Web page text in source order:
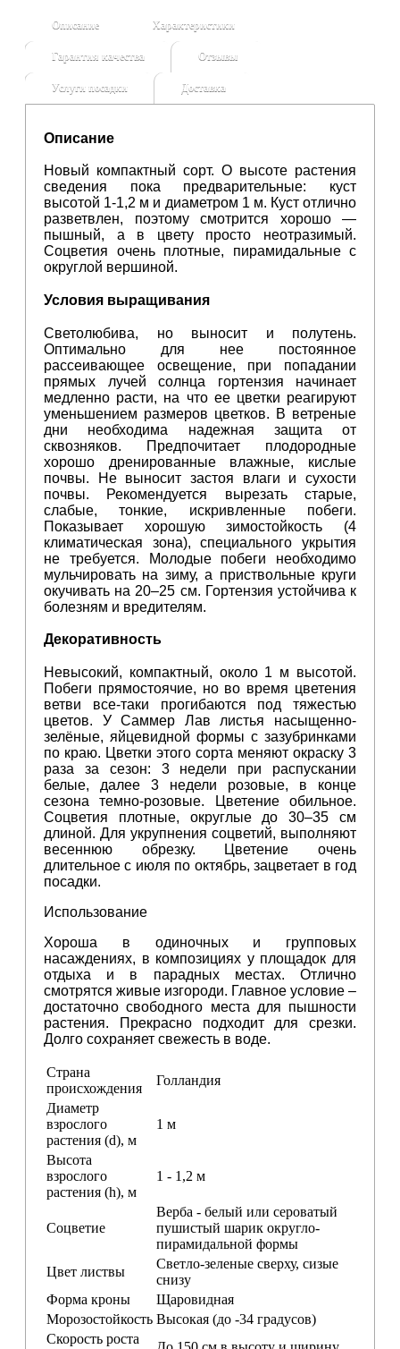
Описание Характеристики
Гарантия качества Отзывы
Услуги посадки Доставка
Описание
Новый компактный сорт. О высоте растения
сведения пока предварительные: куст
высотой 1-1,2 м и диаметром 1 м. Куст отлично
разветвлен, поэтому смотрится хорошо —
пышный, а в цвету просто неотразимый.
Соцветия очень плотные, пирамидальные с
округлой вершиной.
Условия выращивания
Светолюбива, но выносит и полутень.
Оптимально для нее постоянное
рассеивающее освещение, при попадании
прямых лучей солнца гортензия начинает
медленно расти, на что ее цветки реагируют
уменьшением размеров цветков. В ветреные
дни необходима надежная защита от
сквозняков. Предпочитает плодородные
хорошо дренированные влажные, кислые
почвы. Не выносит застоя влаги и сухости
почвы. Рекомендуется вырезать старые,
слабые, тонкие, искривленные побеги.
Показывает хорошую зимостойкость (4
климатическая зона), специального укрытия
не требуется. Молодые побеги необходимо
мульчировать на зиму, а приствольные круги
окучивать на 20–25 см. Гортензия устойчива к
болезням и вредителям.
Декоративность
Невысокий, компактный, около 1 м высотой.
Побеги прямостоячие, но во время цветения
ветви все-таки прогибаются под тяжестью
цветов. У Саммер Лав листья насыщенно-
зелёные, яйцевидной формы с зазубринками
по краю. Цветки этого сорта меняют окраску 3
раза за сезон: 3 недели при распускании
белые, далее 3 недели розовые, в конце
сезона темно-розовые. Цветение обильное.
Соцветия плотные, округлые до 30–35 см
длиной. Для укрупнения соцветий, выполняют
весеннюю обрезку. Цветение очень
длительное с июля по октябрь, зацветает в год
посадки.
Использование
Хороша в одиночных и групповых
насаждениях, в композициях у площадок для
отдыха и в парадных местах. Отлично
смотрятся живые изгороди. Главное условие –
достаточно свободного места для пышности
растения. Прекрасно подходит для срезки.
Долго сохраняет свежесть в воде.
Страна
происхождения
Голландия
Диаметр
взрослого
растения (d), м
1 м
Высота
взрослого
растения (h), м
1 - 1,2 м
Соцветие
Верба - белый или сероватый
пушистый шарик округло-
пирамидальной формы
Цвет листвы
Светло-зеленые сверху, сизые
снизу
Форма кроны
Щаровидная
Морозостойкость Высокая (до -34 градусов)
Скорость роста